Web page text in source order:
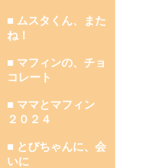
■ ムスタくん、また
ね！
■ マフィンの、チョ
コレート
■ ママとマフィン
２０２４
■ とびちゃんに、会
いに